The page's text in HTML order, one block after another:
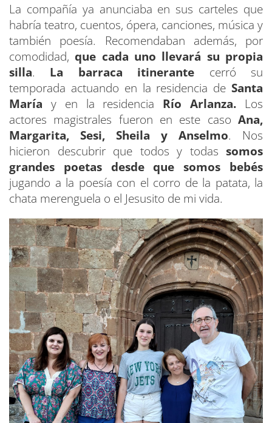
La compañía ya anunciaba en sus carteles que
habría teatro, cuentos, ópera, canciones, música y
también poesía. Recomendaban además, por
comodidad, que cada uno llevará su propia
silla. La barraca itinerante cerró su
temporada actuando en la residencia de Santa
María y en la residencia Río Arlanza. Los
actores magistrales fueron en este caso Ana,
Margarita, Sesi, Sheila y Anselmo. Nos
hicieron descubrir que todos y todas somos
grandes poetas desde que somos bebés
jugando a la poesía con el corro de la patata, la
chata merenguela o el Jesusito de mi vida.